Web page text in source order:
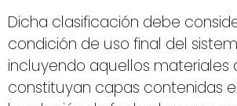
Dicha clasificación debe
condición de uso final del
incluyendo aquellos materiales
constituyan capas contenidas